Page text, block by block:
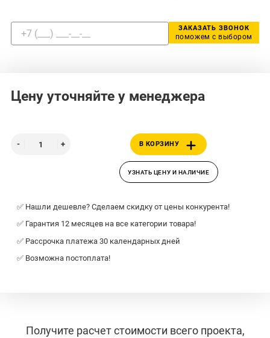
ЗАКАЗАТЬ ЗВОНОК
поможем с выбором
Цену уточняйте у менеджера
В КОРЗИНУ
УЗНАТЬ ЦЕНУ И НАЛИЧИЕ
✅ Нашли дешевле? Сделаем скидку от цены конкурента!
✅ Гарантия 12 месяцев на все категории товара!
✅ Рассрочка платежа 30 календарных дней
✅ Возможна постоплата!
Получите расчет стоимости всего проекта,